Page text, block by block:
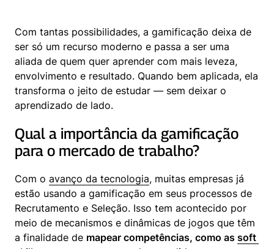
Com tantas possibilidades, a gamificação deixa de
ser só um recurso moderno e passa a ser uma
aliada de quem quer aprender com mais leveza,
envolvimento e resultado. Quando bem aplicada, ela
transforma o jeito de estudar — sem deixar o
aprendizado de lado.
Qual a importância da gamificação
para o mercado de trabalho?
Com o avanço da tecnologia, muitas empresas já
estão usando a gamificação em seus processos de
Recrutamento e Seleção. Isso tem acontecido por
meio de mecanismos e dinâmicas de jogos que têm
a finalidade de mapear competências, como as soft